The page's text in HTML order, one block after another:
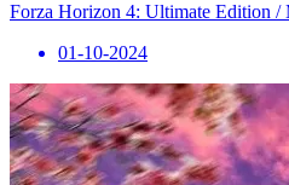
Forza Horizon 4: Ultimate Edition /
01-10-2024